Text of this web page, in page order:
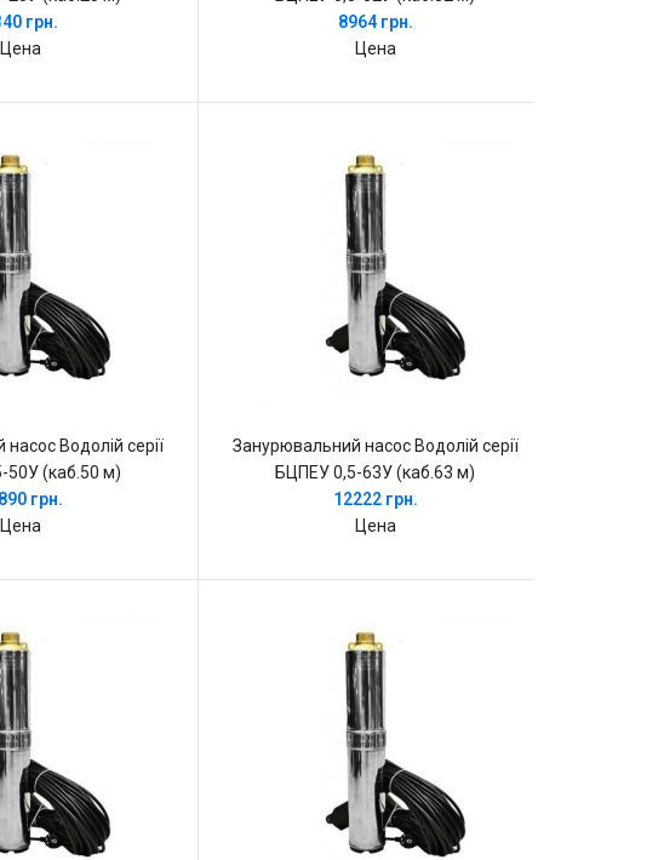
грн.
Цена
8964 грн.
Цена
Водолій серії
50У (каб.50 м)
грн.
Цена
Занурювальний насос Водолій серії
БЦПЕУ 0,5-63У (каб.63 м)
12222 грн.
Цена